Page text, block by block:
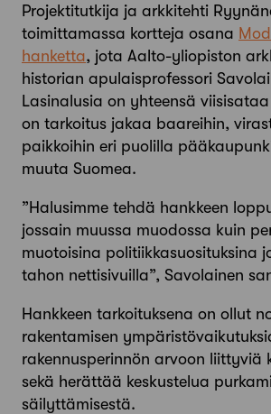
Projektitutkija ja arkkitehti
toimittamassa kortteja osana
hanketta, jota Aalto-­yliopiston
historian apulaisprofessori
Lasinalusia on yhteensä
on tarkoitus jakaa baareihin,
paikkoihin eri puolilla
muuta Suomea.
”Halusimme tehdä hankkeen
jossain muussa muodossa kuin
muotoisina politiikkasuosituksina
tahon nettisivuilla”, Savolainen
Hankkeen tarkoituksena on ollut
rakentamisen
rakennus­perinnön arvoon liittyviä
sekä herättää keskustelua
säilyttämisestä.